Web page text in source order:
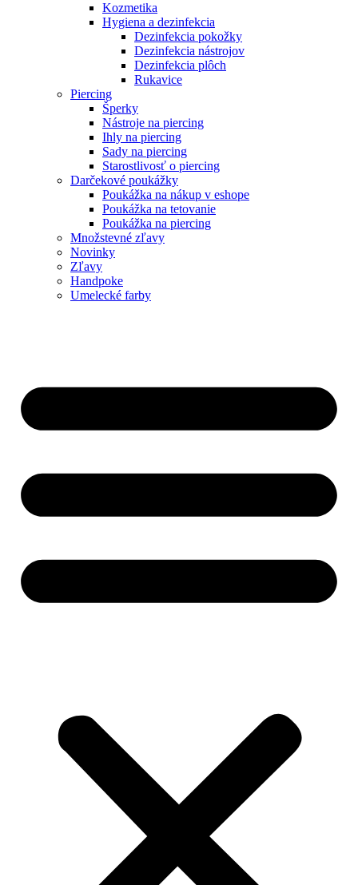
Kozmetika
Hygiena a dezinfekcia
Dezinfekcia pokožky
Dezinfekcia nástrojov
Dezinfekcia plôch
Rukavice
Piercing
Šperky
Nástroje na piercing
Ihly na piercing
Sady na piercing
Starostlivosť o piercing
Darčekové poukážky
Poukážka na nákup v eshope
Poukážka na tetovanie
Poukážka na piercing
Množstevné zľavy
Novinky
Zľavy
Handpoke
Umelecké farby